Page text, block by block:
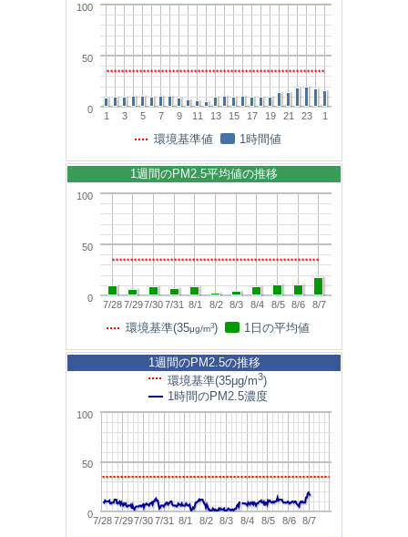
1 3 5 7 9 11 13 15 17 19 21 23 1
0
50
100
環境基準値 1時間値
7/287/297/307/31 8/1 8/2 8/3 8/4 8/5 8/6 8/7
0
50
100
1週間のPM2.5平均値の推移
環境基準(35μg/m3) 1日の平均値
7/287/297/307/31 8/1 8/2 8/3 8/4 8/5 8/6 8/7
0
50
100
1週間のPM2.5の推移
環境基準(35μg/m3)
1時間のPM2.5濃度